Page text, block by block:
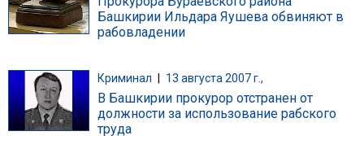
Башкирии Ильдара Яушева обвиняют в
рабовладении
Криминал 13 августа 2007 г.,
В Башкирии прокурор отстранен от
должности за использование рабского
труда